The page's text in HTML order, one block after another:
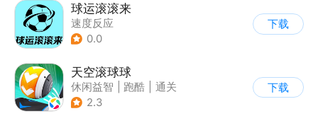
球运滚滚来
速度反应
0.0
下载
天空滚球球
休闲益智 跑酷
通关
2.3
下载